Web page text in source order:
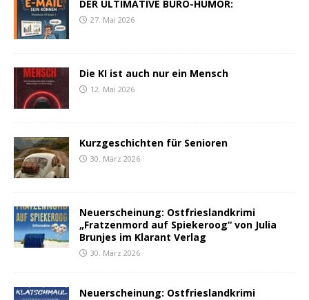
DER ULTIMATIVE BÜRO-HUMOR:
27. Mai 2026
Die KI ist auch nur ein Mensch
12. Mai 2026
Kurzgeschichten für Senioren
30. März 2026
Neuerscheinung: Ostfrieslandkrimi
„Fratzenmord auf Spiekeroog“ von Julia
Brunjes im Klarant Verlag
30. März 2026
Neuerscheinung: Ostfrieslandkrimi